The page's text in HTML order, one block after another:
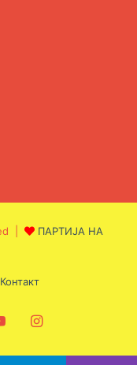
|
ПАРТИЈА НА
Контакт
YouTubeInstagram